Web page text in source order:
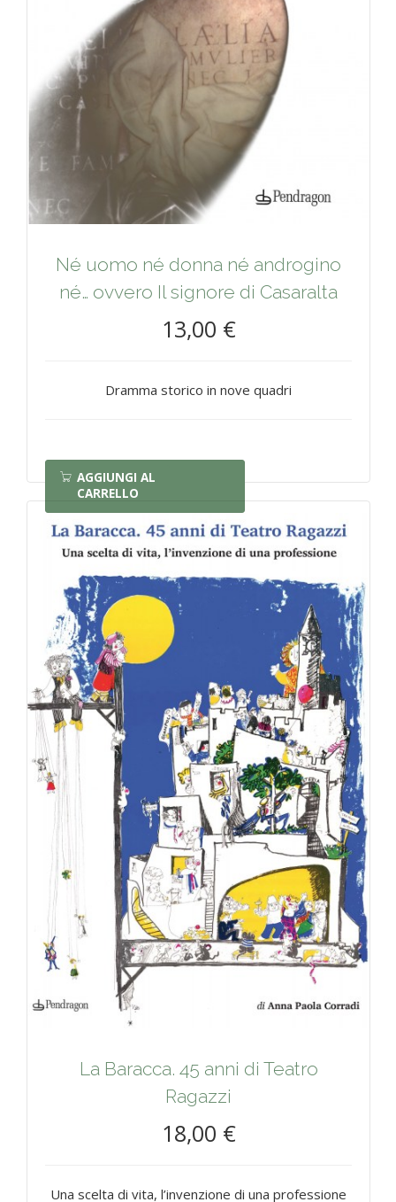
Né uomo né donna né androgino
né… ovvero Il signore di Casaralta
13,00 €
Dramma storico in nove quadri
AGGIUNGI AL
CARRELLO
La Baracca. 45 anni di Teatro
Ragazzi
18,00 €
Una scelta di vita, l’invenzione di una professione